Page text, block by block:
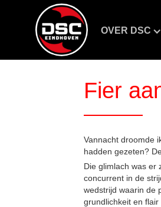
OVER DSC
Fier
Vannacht droomde
hadden gezeten?
Die glimlach was er
concurrent in de
wedstrijd waarin de
grundlichkeit en